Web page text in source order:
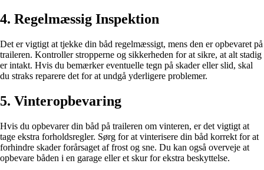
4. Regelmæssig Inspektion
Det er vigtigt at tjekke din båd regelmæssigt, mens den er opbevaret på
traileren. Kontroller stropperne og sikkerheden for at sikre, at alt stadig
er intakt. Hvis du bemærker eventuelle tegn på skader eller slid, skal
du straks reparere det for at undgå yderligere problemer.
5. Vinteropbevaring
Hvis du opbevarer din båd på traileren om vinteren, er det vigtigt at
tage ekstra forholdsregler. Sørg for at vinterisere din båd korrekt for at
forhindre skader forårsaget af frost og sne. Du kan også overveje at
opbevare båden i en garage eller et skur for ekstra beskyttelse.